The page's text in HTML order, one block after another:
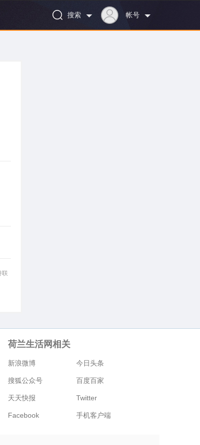
帐号
搜索
联
荷兰生活网相关
新浪微博 今日头条
搜狐公众号 百度百家
天天快报 Twitter
Facebook 手机客户端